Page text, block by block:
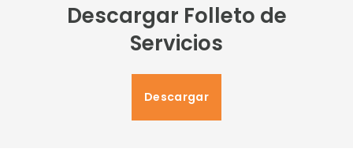
Descargar Folleto de
Servicios
Descargar